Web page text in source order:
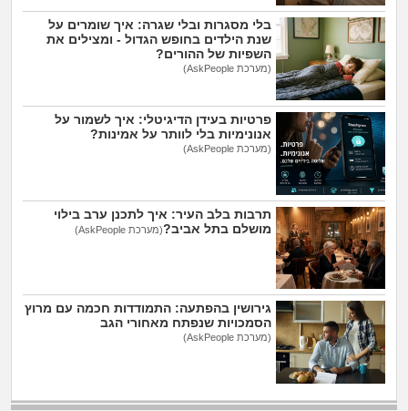
בלי מסגרות ובלי שגרה: איך שומרים על
שנת הילדים בחופש הגדול - ומצילים את
השפיות של ההורים?
(מערכת AskPeople)
פרטיות בעידן הדיגיטלי: איך לשמור על
אנונימיות בלי לוותר על אמינות?
(מערכת AskPeople)
תרבות בלב העיר: איך לתכנן ערב בילוי
מושלם בתל אביב?(מערכת AskPeople)
גירושין בהפתעה: התמודדות חכמה עם מרוץ
הסמכויות שנפתח מאחורי הגב
(מערכת AskPeople)